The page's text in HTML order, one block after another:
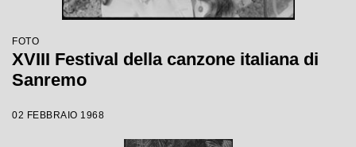
FOTO
XVIII Festival della canzone italiana di
Sanremo
02 FEBBRAIO 1968